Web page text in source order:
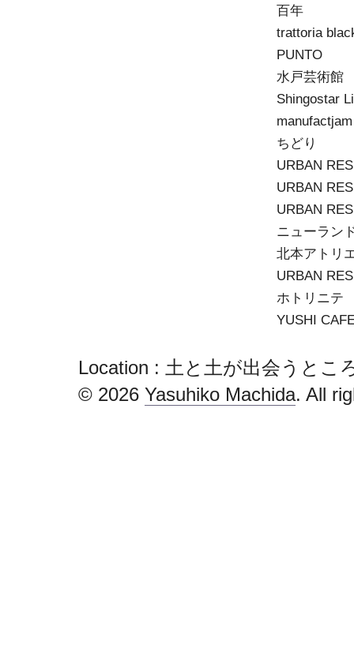
百年
trattoria
PUNTO
水戸芸術館
Shingostar
manufactjam
ちどり
URBAN
URBAN
URBAN
ニューラン
北本アトリ
URBAN
ホトリニテ
YUSHI
Location : 土と土が出会うとこ
© 2026 Yasuhiko Machida. All